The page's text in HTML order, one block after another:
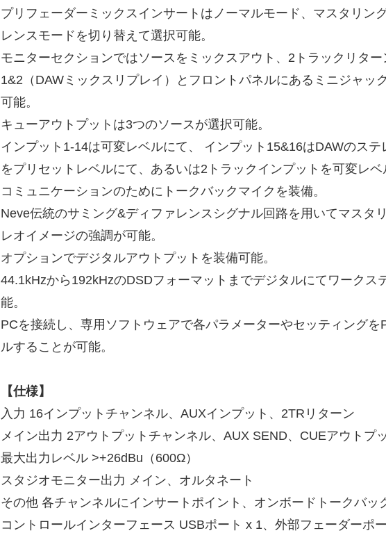
プリフェーダーミックスインサートはノーマルモード、マスタリン
レンスモードを切り替えて選択可能。
モニターセクションではソースをミックスアウト、2トラックリタ
1&2（DAWミックスリプレイ）とフロントパネルにあるミニジャッ
可能。
キューアウトプットは3つのソースが選択可能。
インプット1-14は可変レベルにて、 インプット15&16はDAWのステ
をプリセットレベルにて、あるいは2トラックインプットを可変レベ
コミュニケーションのためにトークバックマイクを装備。
Neve伝統のサミング&ディファレンスシグナル回路を用いてマスタ
レオイメージの強調が可能。
オプションでデジタルアウトプットを装備可能。
44.1kHzから192kHzのDSDフォーマットまでデジタルにてワークス
能。
PCを接続し、専用ソフトウェアで各パラメーターやセッティングを
ルすることが可能。
【仕様】
入力 16インプットチャンネル、AUXインプット、2TRリターン
メイン出力 2アウトプットチャンネル、AUX SEND、CUEアウトプ
最大出力レベル >+26dBu（600Ω）
スタジオモニター出力 メイン、オルタネート
その他 各チャンネルにインサートポイント、オンボードトークバッ
コントロールインターフェース USBポート x 1、外部フェーダーポ